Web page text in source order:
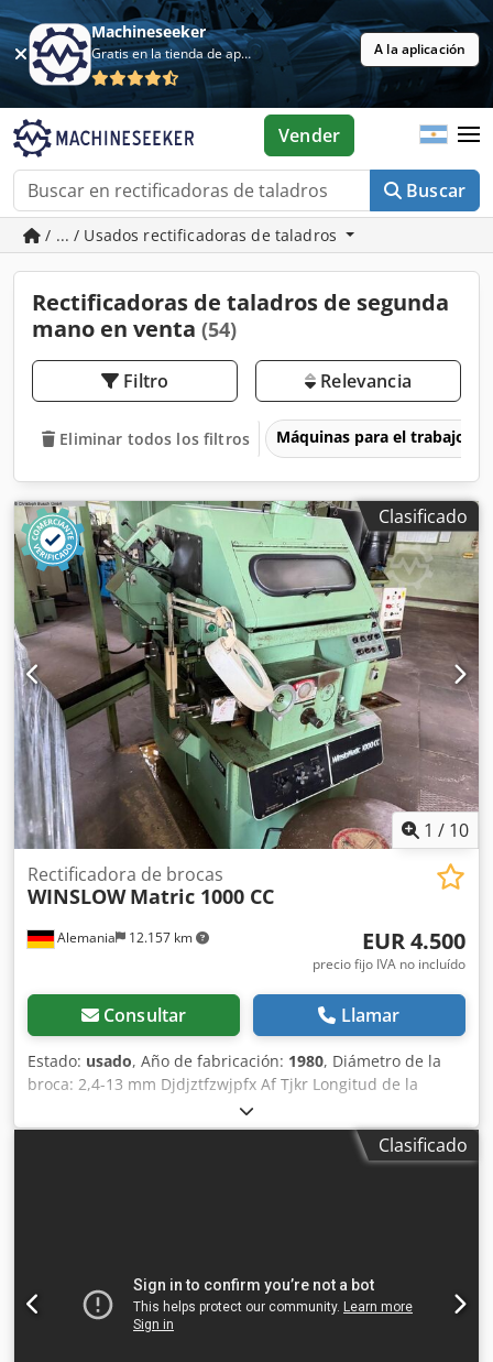
Machineseeker
Gratis en la tienda de aplicaciones A la aplicación
Buscar
Vender
/ ... / Usados rectificadoras de taladros
Rectificadoras de taladros de segunda
mano en venta (54)
Filtro Relevancia
Eliminar todos los filtros Máquinas para el trabajo
Clasificado
1 / 10
Alemania 12.157 km
Rectificadora de brocas
WINSLOW Matric 1000 CC
EUR 4.500
precio fijo IVA no incluído
Consultar Llamar
Estado: usado, Año de fabricación: 1980, Diámetro de la
broca: 2,4-13 mm Djdjztfzwjpfx Af Tjkr Longitud de la
broca: aprox. 165 mm Ángulo de punta: 90-140° Precio por
unidad
Clasificado